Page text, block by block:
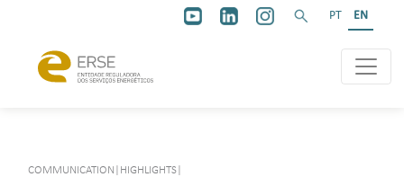
PT EN
COMMUNICATION HIGHLIGHTS